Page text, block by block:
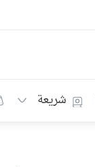
شريعة